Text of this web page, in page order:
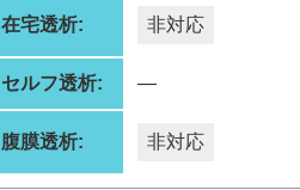
在宅透析: 非対応
セルフ透析: ―
腹膜透析: 非対応